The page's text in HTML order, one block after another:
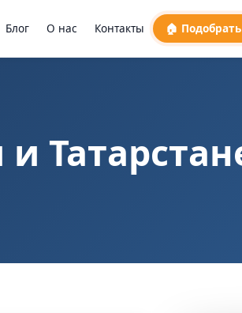
Блог О нас Контакты 🏠